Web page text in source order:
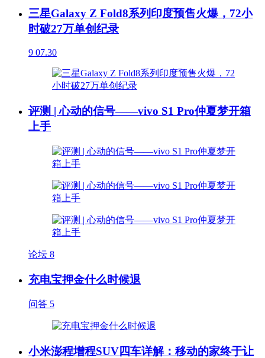
三星Galaxy Z Fold8系列印度预售火爆，72小
时破27万单创纪录
9 07.30
评测 | 心动的信号——vivo S1 Pro仲夏梦开箱
上手
论坛 8
充电宝押金什么时候退
问答 5
小米澎程增程SUV四车详解：移动的家终于让